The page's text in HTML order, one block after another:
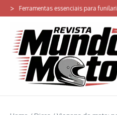
Ir para o conteúdo
> Ferramentas essenciais para